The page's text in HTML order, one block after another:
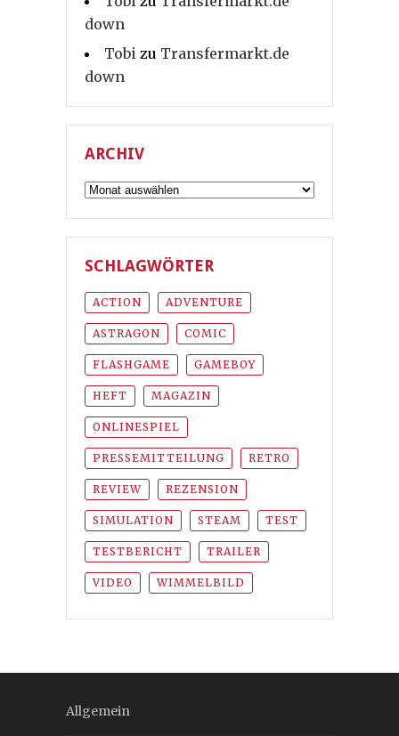
down
Tobi zu Transfermarkt.de
down
ARCHIV
Archiv
SCHLAGWÖRTER
ACTION ADVENTURE
ASTRAGON COMIC
FLASHGAME GAMEBOY
HEFT MAGAZIN
ONLINESPIEL
PRESSEMITTEILUNG RETRO
REVIEW REZENSION
SIMULATION STEAM TEST
TESTBERICHT TRAILER
VIDEO WIMMELBILD
Allgemein